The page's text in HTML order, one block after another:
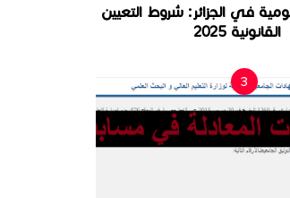
في الجزائر: شروط التعيين
القانونية 2025